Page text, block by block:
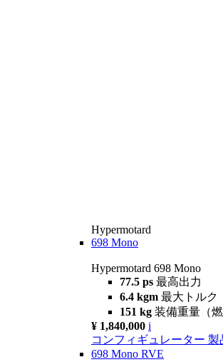
Hypermotard
698 Mono
Hypermotard 698 Mono
77.5 ps 最高出力
6.4 kgm 最大トルク
151 kg 装備重量（燃
¥ 1,840,000 i
コンフィギュレーター 製
698 Mono RVE